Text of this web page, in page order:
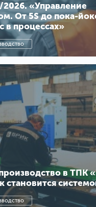
«Управление
От 5S до пока-
в процессах»
в ТПК
становится